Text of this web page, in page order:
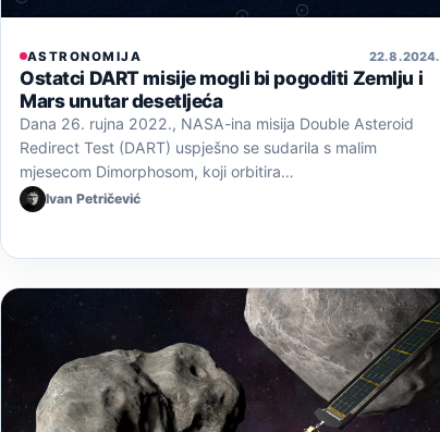
ASTRONOMIJA 22. 8. 2024.
Ostatci DART misije mogli bi pogoditi Zemlju i
Mars unutar desetljeća
Dana 26. rujna 2022., NASA-ina misija Double Asteroid
Redirect Test (DART) uspješno se sudarila s malim
mjesecom Dimorphosom, koji orbitira…
Ivan Petričević